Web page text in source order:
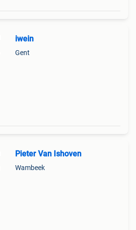
iwein
Gent
Pieter Van Ishoven
Wambeek